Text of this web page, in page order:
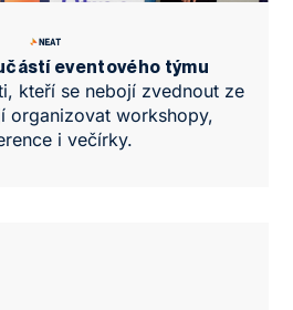
eventového týmu
kteří se nebojí zvednout ze
organizovat workshopy,
i večírky.